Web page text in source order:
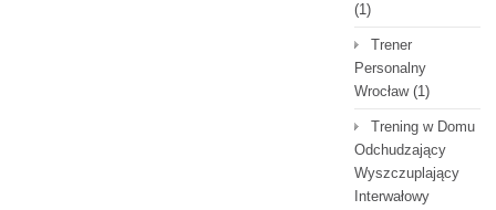
(1)
Trener
Personalny
Wrocław(1)
Trening w Domu
Odchudzający
Wyszczuplający
Interwałowy